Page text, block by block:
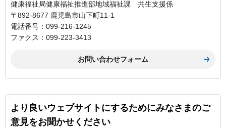
健康福祉局健康福祉推進部地域福祉課 共生支援係
〒892-8677 鹿児島市山下町11-1
電話番号：099-216-1245
ファクス：099-223-3413
より良いウェブサイトにするためにみなさまのご
意見をお聞かせください